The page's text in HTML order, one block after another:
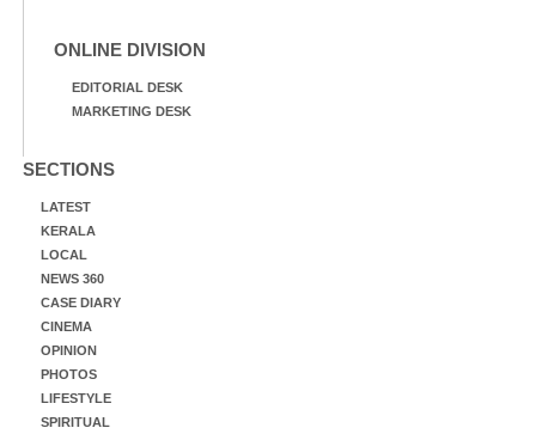
ONLINE DIVISION
EDITORIAL DESK
MARKETING DESK
SECTIONS
LATEST
KERALA
LOCAL
NEWS 360
CASE DIARY
CINEMA
OPINION
PHOTOS
LIFESTYLE
SPIRITUAL